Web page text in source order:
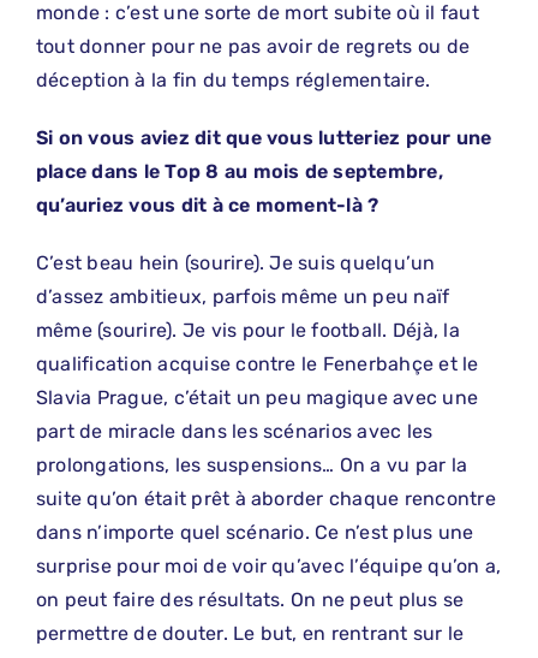
monde : c’est une sorte de mort subite où il faut
tout donner pour ne pas avoir de regrets ou de
déception à la fin du temps réglementaire.
Si on vous aviez dit que vous lutteriez pour une
place dans le Top 8 au mois de septembre,
qu’auriez vous dit à ce moment-là ?
C’est beau hein (sourire). Je suis quelqu’un
d’assez ambitieux, parfois même un peu naïf
même (sourire). Je vis pour le football. Déjà, la
qualification acquise contre le Fenerbahçe et le
Slavia Prague, c’était un peu magique avec une
part de miracle dans les scénarios avec les
prolongations, les suspensions… On a vu par la
suite qu’on était prêt à aborder chaque rencontre
dans n’importe quel scénario. Ce n’est plus une
surprise pour moi de voir qu’avec l’équipe qu’on a,
on peut faire des résultats. On ne peut plus se
permettre de douter. Le but, en rentrant sur le